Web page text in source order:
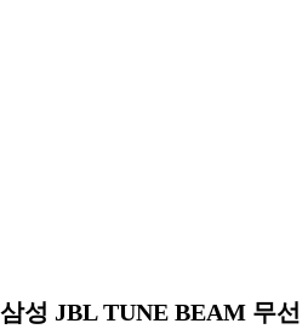
삼성 JBL TUNE BEAM 무